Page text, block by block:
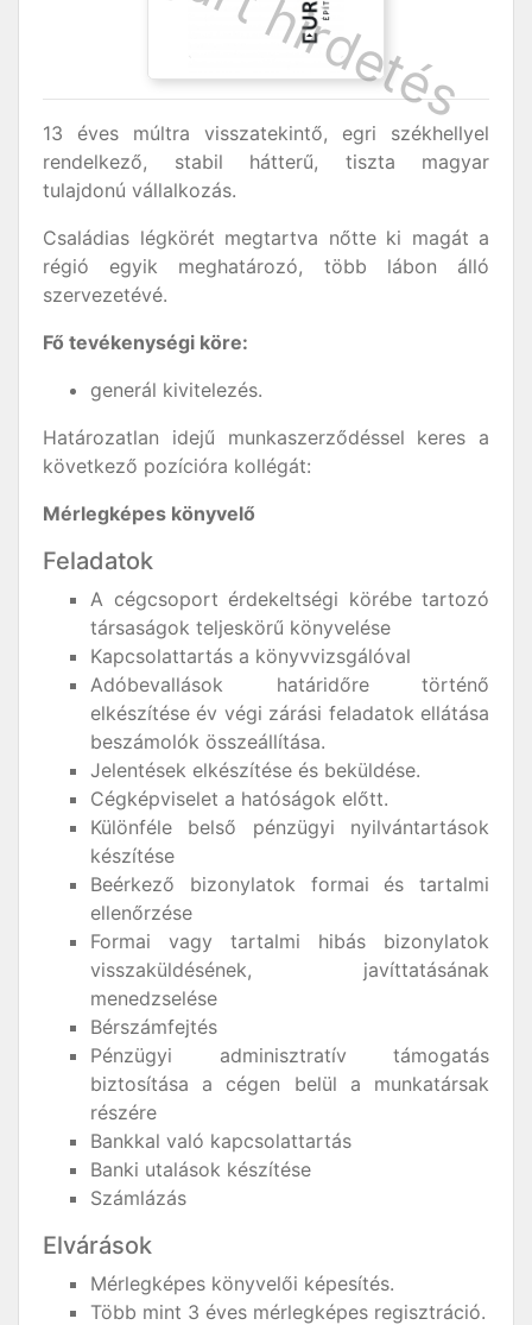
13 éves múltra visszatekintő, egri székhellyel
rendelkező, stabil hátterű, tiszta magyar
tulajdonú vállalkozás.
Családias légkörét megtartva nőtte ki magát a
régió egyik meghatározó, több lábon álló
szervezetévé.
Fő tevékenységi köre:
generál kivitelezés.
Határozatlan idejű munkaszerződéssel keres a
következő pozícióra kollégát:
Mérlegképes könyvelő
Feladatok
A cégcsoport érdekeltségi körébe tartozó
társaságok teljeskörű könyvelése
Kapcsolattartás a könyvvizsgálóval
Adóbevallások határidőre történő
elkészítése év végi zárási feladatok ellátása
beszámolók összeállítása.
Jelentések elkészítése és beküldése.
Cégképviselet a hatóságok előtt.
Különféle belső pénzügyi nyilvántartások
készítése
Beérkező bizonylatok formai és tartalmi
ellenőrzése
Formai vagy tartalmi hibás bizonylatok
visszaküldésének, javíttatásának
menedzselése
Bérszámfejtés
Pénzügyi adminisztratív támogatás
biztosítása a cégen belül a munkatársak
részére
Bankkal való kapcsolattartás
Banki utalások készítése
Számlázás
Elvárások
Mérlegképes könyvelői képesítés.
Több mint 3 éves mérlegképes regisztráció.